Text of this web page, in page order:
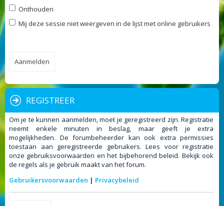
Onthouden
Mij deze sessie niet weergeven in de lijst met online gebruikers
REGISTREER
Om je te kunnen aanmelden, moet je geregistreerd zijn. Registratie
neemt enkele minuten in beslag, maar geeft je extra
mogelijkheden. De forumbeheerder kan ook extra permissies
toestaan aan geregistreerde gebruikers. Lees voor registratie
onze gebruiksvoorwaarden en het bijbehorend beleid. Bekijk ook
de regels als je gebruik maakt van het forum.
Gebruikersvoorwaarden | Privacybeleid